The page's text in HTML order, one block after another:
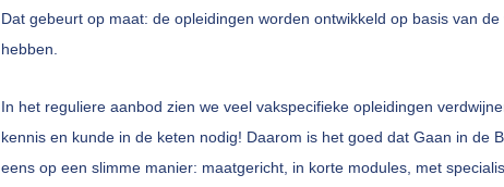
Dat gebeurt op maat: de opleidingen worden ontwikkeld op basis van
hebben.
In het reguliere aanbod zien we veel vakspecifieke opleidingen
kennis en kunde in de keten nodig! Daarom is het goed dat Gaan in de
eens op een slimme manier: maatgericht, in korte modules, met